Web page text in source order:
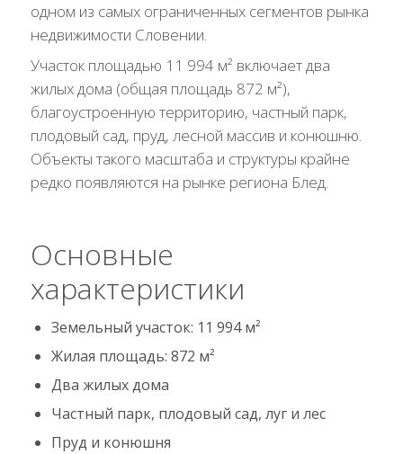
одном из самых ограниченных сегментов рынка
недвижимости Словении.
Участок площадью 11 994 м² включает два
жилых дома (общая площадь 872 м²),
благоустроенную территорию, частный парк,
плодовый сад, пруд, лесной массив и конюшню.
Объекты такого масштаба и структуры крайне
редко появляются на рынке региона Блед.
Основные
характеристики
Земельный участок: 11 994 м²
Жилая площадь: 872 м²
Два жилых дома
Частный парк, плодовый сад, луг и лес
Пруд и конюшня